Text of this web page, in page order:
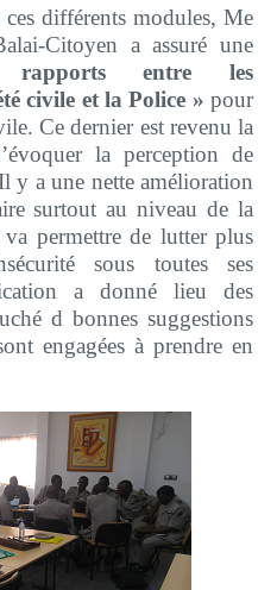
différents modules, Me
Citoyen a assuré une
rapports entre les
civile et la Police » pour
Ce dernier est revenu la
la perception de
y a une nette amélioration
surtout au niveau de la
permettre de lutter plus
sous toutes ses
a donné lieu des
d bonnes suggestions
engagées à prendre en